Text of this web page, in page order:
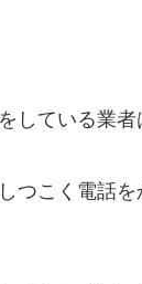
している業者
つこく電話を